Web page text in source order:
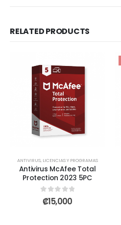
RELATED PRODUCTS
ANTIVIRUS, LICENCIAS Y PROGRAMAS
Antivirus McAfee Total
Protection 2023 5PC
0out of 5
₡15,000